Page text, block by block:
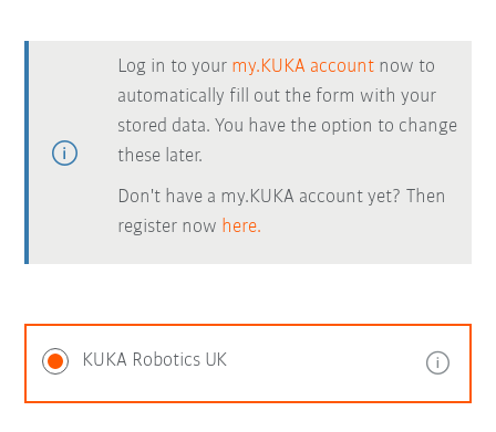
Log in to your my.KUKA account now to
automatically fill out the form with your
stored data. You have the option to change
these later.
Don't have a my.KUKA account yet? Then
register now here.
KUKA Robotics UK